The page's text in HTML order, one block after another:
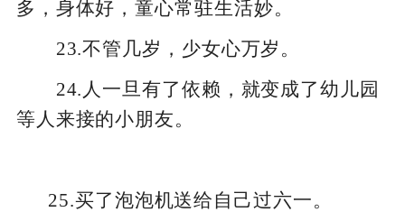
多，身体好，童心常驻生活妙。
23.不管几岁，少女心万岁。
24.人一旦有了依赖，就变成了幼儿园
等人来接的小朋友。
25.买了泡泡机送给自己过六一。